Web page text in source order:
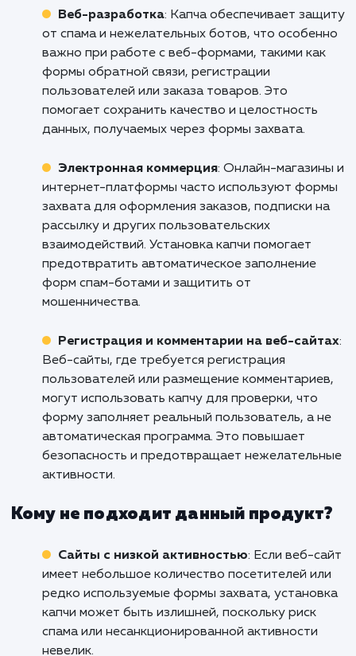
Не позволяйте спаму мешать
работе вашего сайта. Обратитесь к
формы захвата на вашем сайте. Мы
помочь вам улучшить
вашего сайта и улучшить
опыт. Давайте работать вместе, чтобы
интернет лучше.
Веб-разработка
: Капча обеспечивает
от спама и нежелательных ботов, что
важно при работе с веб-формами, такими
формы обратной связи, регистрации
пользователей или заказа товаров. Это
помогает сохранить качество и целостность
интернет-платформы часто используют
рассылку и других пользовательских
взаимодействий. Установка капчи помогает
предотвратить автоматическое заполнение